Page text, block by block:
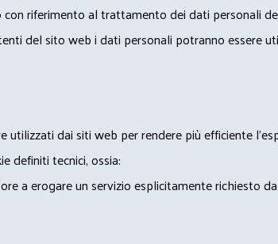
riferimento al trattamento dei dati personali
del sito web i dati personali potranno essere
dai siti web per rendere più efficiente
definiti tecnici, ossia:
a erogare un servizio esplicitamente richiesto